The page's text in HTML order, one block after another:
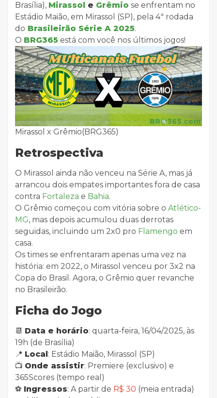
Brasília), Mirassol e Grêmio se enfrentam no
Estádio Maião, em Mirassol (SP), pela 4ª rodada
do Brasileirão Série A 2025.
O BRG365 está com você nos últimos jogos!
Mirassol x Grêmio(BRG365)
Retrospectiva
O Mirassol ainda não venceu na Série A, mas já
arrancou dois empates importantes fora de casa
contra Fortaleza e Bahia.
O Grêmio começou com vitória sobre o Atlético-
MG, mas depois acumulou duas derrotas
seguidas, incluindo um 2x0 pro Flamengo em
casa.
Os times se enfrentaram apenas uma vez na
história: em 2022, o Mirassol venceu por 3x2 na
Copa do Brasil. Agora, o Grêmio quer revanche
no Brasileirão.
Ficha do Jogo
📆 Data e horário: quarta-feira, 16/04/2025, às
19h (de Brasília)
📍 Local: Estádio Maião, Mirassol (SP)
📺 Onde assistir: Premiere (exclusivo) e
365Scores (tempo real)
⚽ Ingressos: A partir de R$ 30 (meia entrada)